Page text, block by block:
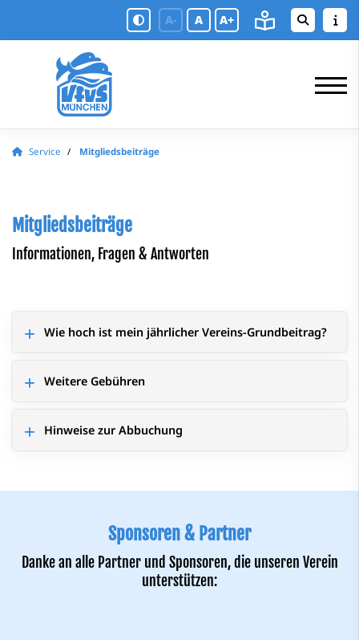
A- A A+
Service Mitgliedsbeiträge
Mitgliedsbeiträge
Informationen, Fragen & Antworten
Wie hoch ist mein jährlicher Vereins-Grundbeitrag?
Weitere Gebühren
Hinweise zur Abbuchung
Sponsoren & Partner
Danke an alle Partner und Sponsoren, die unseren Verein
unterstützen: